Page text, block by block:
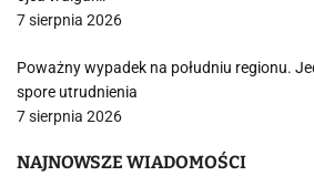
7 sierpnia 2026
Poważny wypadek na południu regionu.
spore utrudnienia
7 sierpnia 2026
NAJNOWSZE WIADOMOŚCI